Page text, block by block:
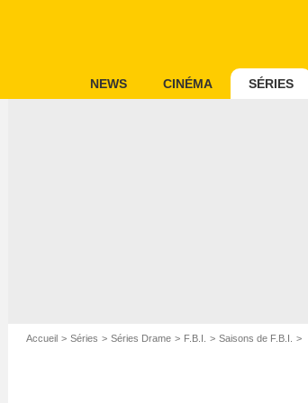
NEWS CINÉMA SÉRIES
Accueil Séries Séries Drame F.B.I. Saisons de F.B.I.